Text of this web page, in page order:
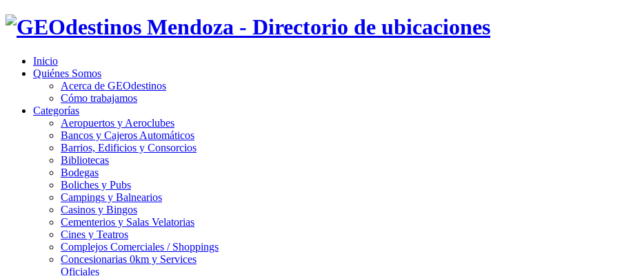
Inicio
Quiénes Somos
Acerca de GEOdestinos
Cómo trabajamos
Categorías
Aeropuertos y Aeroclubes
Bancos y Cajeros Automáticos
Barrios, Edificios y Consorcios
Bibliotecas
Bodegas
Boliches y Pubs
Campings y Balnearios
Casinos y Bingos
Cementerios y Salas Velatorias
Cines y Teatros
Complejos Comerciales / Shoppings
Concesionarias 0km y Services
Oficiales